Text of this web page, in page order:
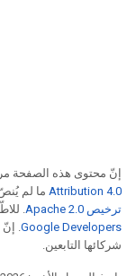
إنّ محتوى هذه
Attribution 4.0‏ ما لم
ترخيص Apache 2.0‏
.
Google Developers‏
شركائها التابعين.